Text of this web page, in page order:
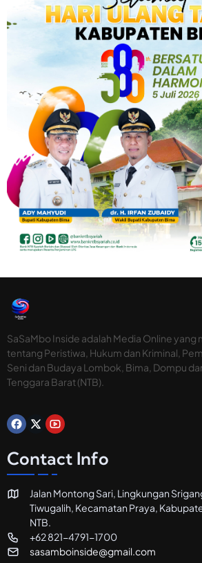
SaSaMbo Inside adalah Media Online
tentang Peristiwa, Hukum dan Kriminal,
Seni dan Budaya Lombok, Bima, Dompu
Tenggara Barat (NTB).
Contact Info
Jalan Montong Sari, Lingkungan
Tiwugalih, Kecamatan Praya,
NTB.
+62 821-4791-1700
sasamboinside@gmail.com